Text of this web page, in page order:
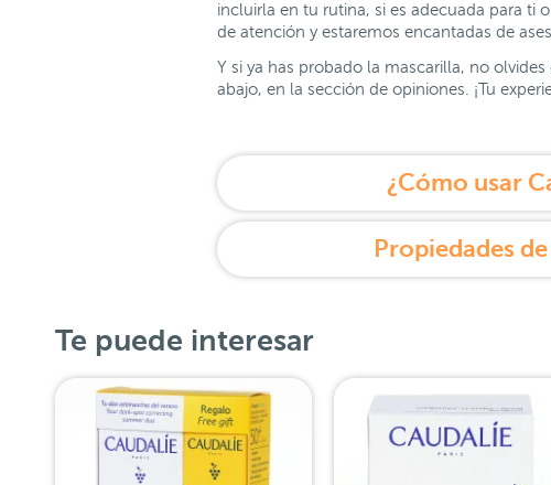
incluirla en tu rutina, si es adecuada para ti
de atención y estaremos encantadas de
Y si ya has probado la mascarilla, no olvides
abajo, en la sección de opiniones. ¡Tu
¿Cómo usar
Propiedades
Te puede interesar